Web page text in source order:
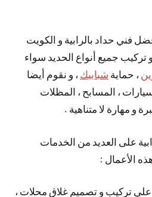
فني حداد بالرابية و الكويت
تركيب جميع أنواع الحديد سواء
، حماية شبابيك ، و نقوم أيضا
، المسابح ، المظلات
و مهارة لا متناهية .
على العديد من الخدمات
الأعمال :
على تركيب و تصميم غلاق محلات ،